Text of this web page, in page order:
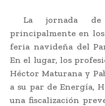
La jornada de
principalmente en
feria navideña del
En el lugar, los
Héctor Maturana y
a su par de Energía,
una fiscalización